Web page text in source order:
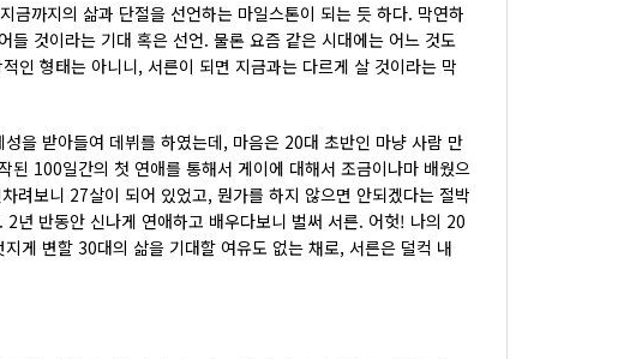
까지의 삶과 단절을 선언하는 마일스톤이 되는 듯 하다. 막연하
것이라는 기대 혹은 선언. 물론 요즘 같은 시대에는 어느 것도
인 형태는 아니니, 서른이 되면 지금과는 다르게 살 것이라는 막
을 받아들여 데뷔를 하였는데, 마음은 20대 초반인 마냥 사람 만
100일간의 첫 연애를 통해서 게이에 대해서 조금이나마 배웠으
려보니 27살이 되어 있었고, 뭔가를 하지 않으면 안되겠다는 절박
년 반동안 신나게 연애하고 배우다보니 벌써 서른. 어헛! 나의 20
게 변할 30대의 삶을 기대할 여유도 없는 채로, 서른은 덜컥 내